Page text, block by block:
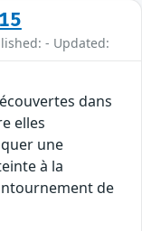
- Updated:
dans
elles
une
à la
de